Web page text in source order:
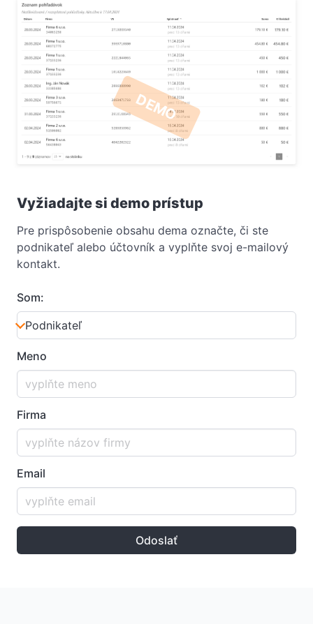
DEMO
Vyžiadajte si demo prístup
Pre prispôsobenie obsahu dema označte, či ste
podnikateľ alebo účtovník a vyplňte svoj e-mailový
kontakt.
Som:
Meno
Firma
Email
Odoslať